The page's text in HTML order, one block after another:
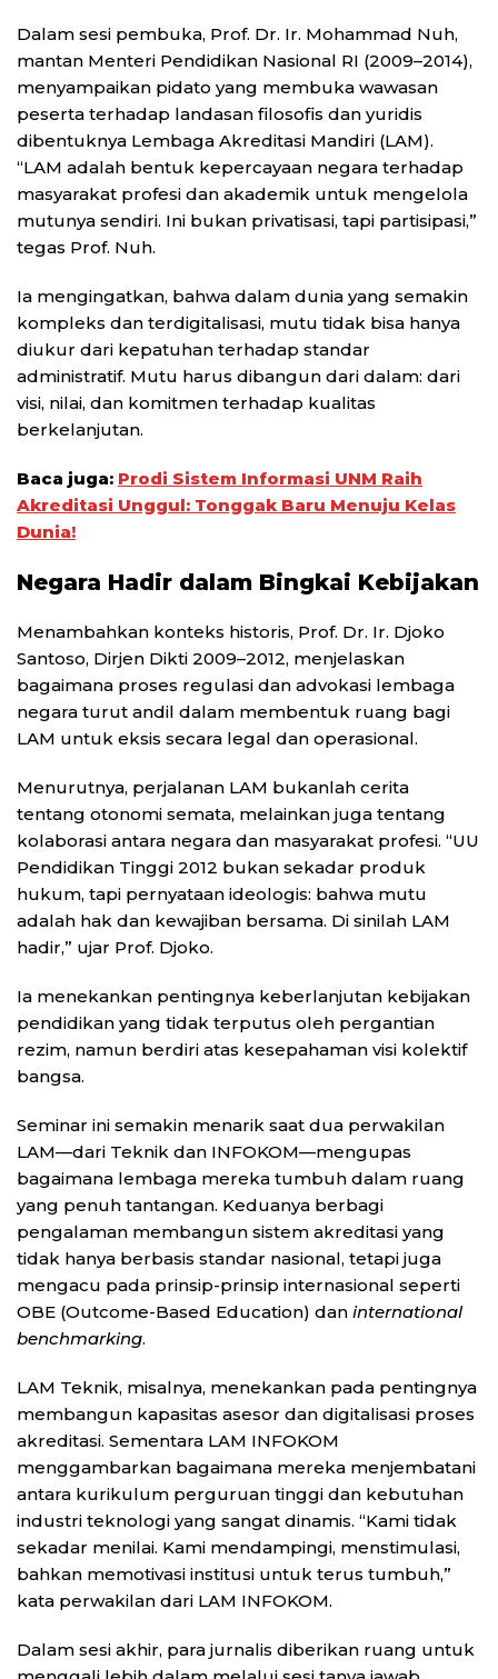
Dalam sesi pembuka, Prof. Dr. Ir. Mohammad Nuh,
mantan Menteri Pendidikan Nasional RI (2009–2014),
menyampaikan pidato yang membuka wawasan
peserta terhadap landasan filosofis dan yuridis
dibentuknya Lembaga Akreditasi Mandiri (LAM).
“LAM adalah bentuk kepercayaan negara terhadap
masyarakat profesi dan akademik untuk mengelola
mutunya sendiri. Ini bukan privatisasi, tapi partisipasi,”
tegas Prof. Nuh.
Ia mengingatkan, bahwa dalam dunia yang semakin
kompleks dan terdigitalisasi, mutu tidak bisa hanya
diukur dari kepatuhan terhadap standar
administratif. Mutu harus dibangun dari dalam: dari
visi, nilai, dan komitmen terhadap kualitas
berkelanjutan.
Baca juga: Prodi Sistem Informasi UNM Raih
Akreditasi Unggul: Tonggak Baru Menuju Kelas
Dunia!
Negara Hadir dalam Bingkai Kebijakan
Menambahkan konteks historis, Prof. Dr. Ir. Djoko
Santoso, Dirjen Dikti 2009–2012, menjelaskan
bagaimana proses regulasi dan advokasi lembaga
negara turut andil dalam membentuk ruang bagi
LAM untuk eksis secara legal dan operasional.
Menurutnya, perjalanan LAM bukanlah cerita
tentang otonomi semata, melainkan juga tentang
kolaborasi antara negara dan masyarakat profesi. “UU
Pendidikan Tinggi 2012 bukan sekadar produk
hukum, tapi pernyataan ideologis: bahwa mutu
adalah hak dan kewajiban bersama. Di sinilah LAM
hadir,” ujar Prof. Djoko.
Ia menekankan pentingnya keberlanjutan kebijakan
pendidikan yang tidak terputus oleh pergantian
rezim, namun berdiri atas kesepahaman visi kolektif
bangsa.
Seminar ini semakin menarik saat dua perwakilan
LAM—dari Teknik dan INFOKOM—mengupas
bagaimana lembaga mereka tumbuh dalam ruang
yang penuh tantangan. Keduanya berbagi
pengalaman membangun sistem akreditasi yang
tidak hanya berbasis standar nasional, tetapi juga
mengacu pada prinsip-prinsip internasional seperti
OBE (Outcome-Based Education) dan international
benchmarking.
LAM Teknik, misalnya, menekankan pada pentingnya
membangun kapasitas asesor dan digitalisasi proses
akreditasi. Sementara LAM INFOKOM
menggambarkan bagaimana mereka menjembatani
antara kurikulum perguruan tinggi dan kebutuhan
industri teknologi yang sangat dinamis. “Kami tidak
sekadar menilai. Kami mendampingi, menstimulasi,
bahkan memotivasi institusi untuk terus tumbuh,”
kata perwakilan dari LAM INFOKOM.
Dalam sesi akhir, para jurnalis diberikan ruang untuk